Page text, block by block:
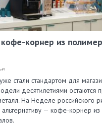
корнер из
стали стандартом для
десятилетиями остаются
На Неделе российского
— кофе-корнер из